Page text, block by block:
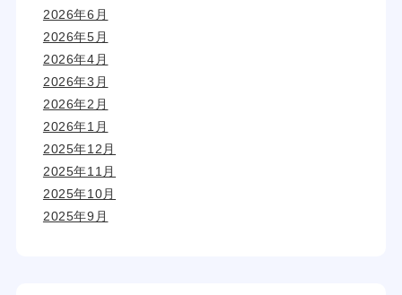
2026年6月
2026年5月
2026年4月
2026年3月
2026年2月
2026年1月
2025年12月
2025年11月
2025年10月
2025年9月